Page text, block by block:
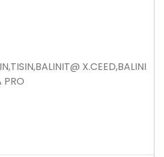
X.CEED,BALINI
PRO